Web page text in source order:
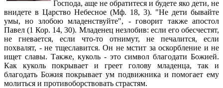
Господа, аще не обратитеся и будете яко дети, не
внидете в Царство Небесное (Мф. 18, 3). "Не дети бывайте
умы, но злобою младенствуйте", - говорит также апостол
Павел (1 Кор. 14, 30). Младенец незлобив: если его обесчестят,
не гневается, если что-то отнимут, не печалится, если
похвалят, - не тщеславится. Он не мстит за оскорбление и не
ищет славы. Также, куколь - это символ благодати Божией.
Как куколь покрывает и греет голову младенца, так и
благодать Божия покрывает ум подвижника и помогает ему
молиться и противоборствовать страстям.